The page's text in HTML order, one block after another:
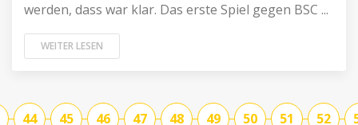
werden, dass war klar. Das erste Spiel gegen BSC ...
WEITER LESEN
44 45 46 47 48 49 50 51 52